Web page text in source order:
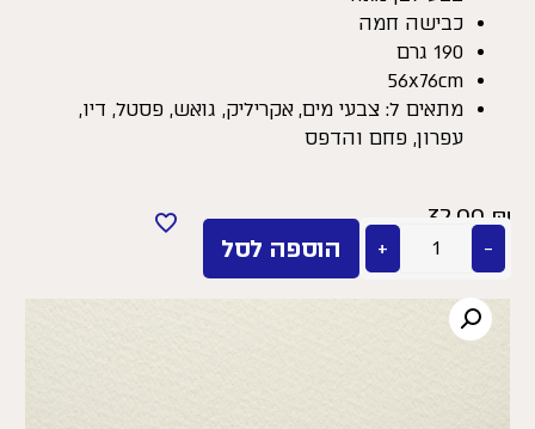
כבישה חמה
190 גרם
56x76cm
מתאים ל: צבעי מים, אקריליק, גואש, פסטל, דיו,
עפרון, פחם והדפס
32.00 ₪
−
+ הוספה לסל